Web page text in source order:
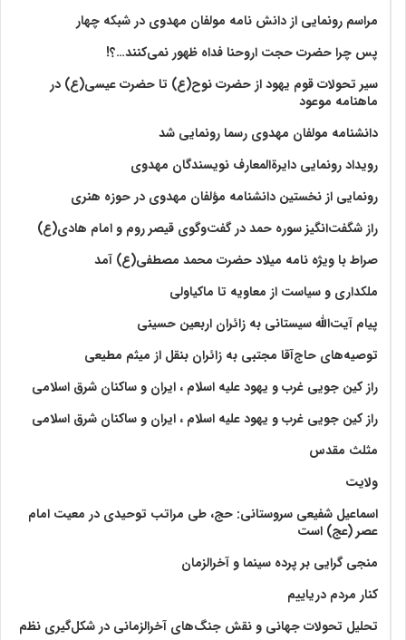
مراسم رونمایی از دانش نامه مولفان مهدوی در شبکه چهار
پس چرا حضرت حجت اروحنا فداه ظهور نمی‌کنند…؟!
سیر تحولات قوم یهود از حضرت نوح(ع) تا حضرت عیسی(ع) در
ماهنامه موعود
دانشنامه مولفان مهدوی رسما رونمایی شد
رویداد رونمایی دایرةالمعارف نویسندگان مهدوی
رونمایی از نخستین دانشنامه مؤلفان مهدوی در حوزه هنری
راز شگفت‌انگیز سوره حمد در گفت‌وگوی قیصر روم و امام هادی(ع)
صراط با ویژه نامه میلاد حضرت محمد مصطفی(ع) آمد
ملکداری و سیاست از معاویه تا ماکیاولی
پیام آیت‌الله سیستانی به زائران اربعین حسینی
توصیه‌های حاج‌آقا مجتبی به زائران بنقل از میثم مطیعی
راز کین جویی غرب و یهود علیه اسلام ، ایران و ساکنان شرق اسلامی
راز کین جویی غرب و یهود علیه اسلام ، ایران و ساکنان شرق اسلامی
مثلث مقدس
ولايت‏
اسماعیل شفیعی سروستانی: حج، طی مراتب توحیدی در معیت امام
عصر (عج) است
منجی گرایی بر پرده سینما و آخرالزمان
کنار مردم دریاییم
تحلیل تحولات جهانی و نقش جنگ‌های آخرالزمانی در شکل‌گیری نظم